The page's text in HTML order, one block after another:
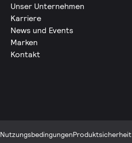
Unser Unternehmen
Karriere
News und Events
Marken
Kontakt
NutzungsbedingungenProduktsicherheit